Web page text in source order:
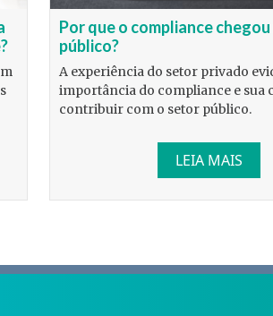
Por que o compliance
público?
A experiência do setor privado
importância do compliance e sua
contribuir com o setor público.
LEIA MAIS